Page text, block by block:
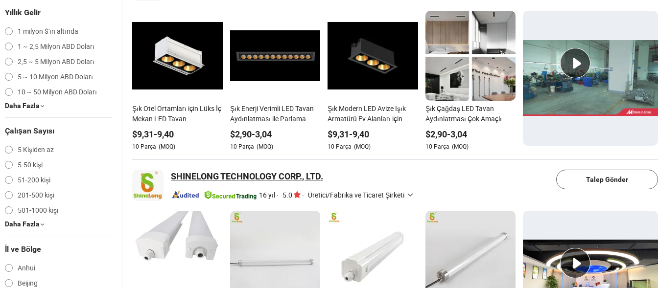
Yıllık Gelir
1 milyon $'ın altında
1 ~ 2,5 Milyon ABD Doları
2,5 ~ 5 Milyon ABD Doları
5 ~ 10 Milyon ABD Doları
10 ~ 50 Milyon ABD Doları
Daha Fazla
Çalışan Sayısı
5 Kişiden az
5-50 kişi
51-200 kişi
201-500 kişi
501-1000 kişi
Daha Fazla
İl ve Bölge
Anhui
Beijing
Şık Otel Ortamları için Lüks İç
Mekan LED Tavan
Aydınlatmaları
$9,31-9,40
10 Parça (MOQ)
Şık Enerji Verimli LED Tavan
Aydınlatması ile Parlama
Önleyici Tasarım
$2,90-3,04
10 Parça (MOQ)
Şık Modern LED Avize Işık
Armatürü Ev Alanları için
$9,31-9,40
10 Parça (MOQ)
Şık Çağdaş LED Tavan
Aydınlatması Çok Amaçlı
Alanlar İçin
$2,90-3,04
10 Parça (MOQ)
SHINELONG TECHNOLOGY CORP., LTD.
16 yıl · 5.0 · Üretici/Fabrika ve Ticaret Şirketi
Talep Gönder